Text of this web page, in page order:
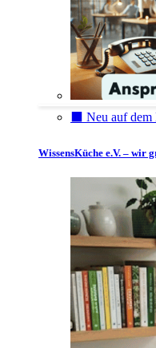
⬛️ Neu auf
WissensKüche e.V. – wir